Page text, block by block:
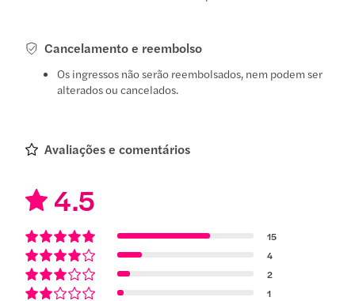
Cancelamento e reembolso
Os ingressos não serão reembolsados, nem podem ser
alterados ou cancelados.
Avaliações e comentários
4.5
15
4
2
1